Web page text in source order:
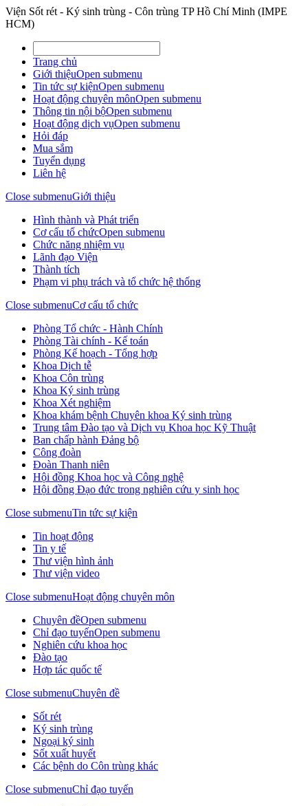
Viện Sốt rét - Ký sinh trùng - Côn trùng TP Hồ Chí Minh (IMPE
HCM)
Trang chủ
Giới thiệuOpen submenu
Tin tức sự kiệnOpen submenu
Hoạt động chuyên mônOpen submenu
Thông tin nội bộOpen submenu
Hoạt động dịch vụOpen submenu
Hỏi đáp
Mua sắm
Tuyển dụng
Liên hệ
Close submenuGiới thiệu
Hình thành và Phát triển
Cơ cấu tổ chứcOpen submenu
Chức năng nhiệm vụ
Lãnh đạo Viện
Thành tích
Phạm vi phụ trách và tổ chức hệ thống
Close submenuCơ cấu tổ chức
Phòng Tổ chức - Hành Chính
Phòng Tài chính - Kế toán
Phòng Kế hoạch - Tổng hợp
Khoa Dịch tễ
Khoa Côn trùng
Khoa Ký sinh trùng
Khoa Xét nghiệm
Khoa khám bệnh Chuyên khoa Ký sinh trùng
Trung tâm Đào tạo và Dịch vụ Khoa học Kỹ Thuật
Ban chấp hành Đảng bộ
Công đoàn
Đoàn Thanh niên
Hội đồng Khoa học và Công nghệ
Hội đồng Đạo đức trong nghiên cứu y sinh học
Close submenuTin tức sự kiện
Tin hoạt động
Tin y tế
Thư viện hình ảnh
Thư viện video
Close submenuHoạt động chuyên môn
Chuyên đềOpen submenu
Chỉ đạo tuyếnOpen submenu
Nghiên cứu khoa học
Đào tạo
Hợp tác quốc tế
Close submenuChuyên đề
Sốt rét
Ký sinh trùng
Ngoại ký sinh
Sốt xuất huyết
Các bệnh do Côn trùng khác
Close submenuChỉ đạo tuyến